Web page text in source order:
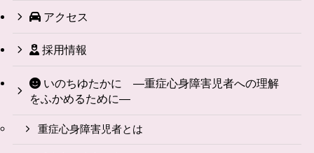
アクセス
採用情報
いのちゆたかに ―重症心身障害児者への理解
をふかめるために―
重症心身障害児者とは